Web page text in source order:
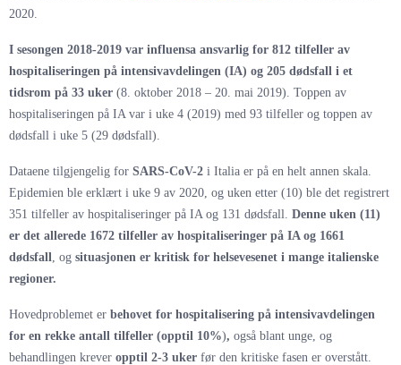
2020.
I sesongen 2018-2019 var influensa ansvarlig for 812 tilfeller av
hospitaliseringen på intensivavdelingen (IA) og 205 dødsfall i et
tidsrom på 33 uker (8. oktober 2018 – 20. mai 2019). Toppen av
hospitaliseringen på IA var i uke 4 (2019) med 93 tilfeller og toppen av
dødsfall i uke 5 (29 dødsfall).
Dataene tilgjengelig for SARS-CoV-2 i Italia er på en helt annen skala.
Epidemien ble erklært i uke 9 av 2020, og uken etter (10) ble det registrert
351 tilfeller av hospitaliseringer på IA og 131 dødsfall. Denne uken (11)
er det allerede 1672 tilfeller av hospitaliseringer på IA og 1661
dødsfall , og situasjonen er kritisk for helsevesenet i mange italienske
regioner.
Hovedproblemet er behovet for hospitalisering på intensivavdelingen
for en rekke antall tilfeller (opptil 10%), også blant unge, og
behandlingen krever opptil 2-3 uker før den kritiske fasen er overstått.